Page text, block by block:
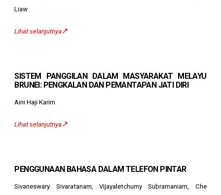
Liaw
Lihat selanjutnya↗️
SISTEM PANGGILAN DALAM MASYARAKAT MELAYU
BRUNEI: PENGKALAN DAN PEMANTAPAN JATI DIRI
Aini Haji Karim
Lihat selanjutnya↗️
PENGGUNAAN BAHASA DALAM TELEFON PINTAR
Sivaneswary Sivaratanam, Vijayaletchumy Subramaniam, Che